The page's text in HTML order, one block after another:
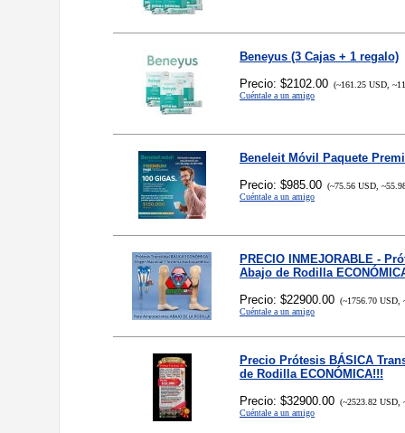
Beneyus (3 Cajas + 1 regalo)
Precio: $2102.00 (~161.25 USD,
Cuéntale a un amigo
Beneleit Móvil Paquete
Precio: $985.00 (~75.56 USD,
Cuéntale a un amigo
PRECIO INMEJORABLE -
Abajo de Rodilla
Precio: $22900.00 (~1756.70 USD,
Cuéntale a un amigo
Precio Prótesis BÁSICA
de Rodilla ECONÓMICA!!!
Precio: $32900.00 (~2523.82 USD,
Cuéntale a un amigo